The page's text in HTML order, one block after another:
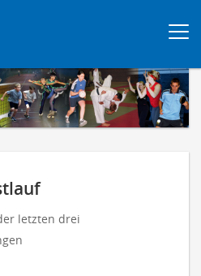
letzten drei